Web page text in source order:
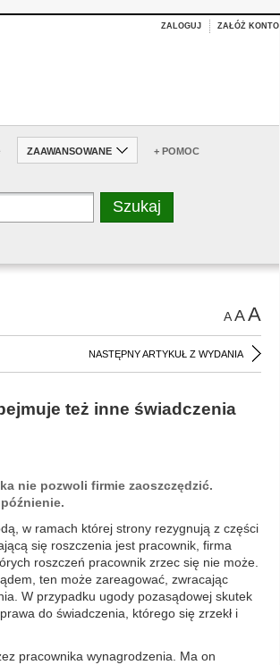
ZALOGUJ ZAŁÓŻ KONTO
ZAAWANSOWANE + POMOC
AAA
NASTĘPNY ARTYKUŁ Z WYDANIA
też inne świadczenia
nie pozwoli firmie zaoszczędzić.
w ramach której strony rezygnują z części
się roszczenia jest pracownik, firma
roszczeń pracownik zrzec się nie może.
ten może zareagować, zwracając
W przypadku ugody pozasądowej skutek
do świadczenia, którego się zrzekł i
pracownika wynagrodzenia. Ma on